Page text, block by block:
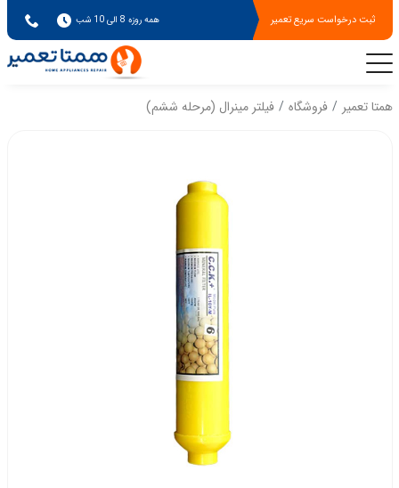
ثبت درخواست سریع تعمیر همه روزه 8 الی 10 شب
همتا تعمیر فروشگاه فیلتر مینرال (مرحله ششم)